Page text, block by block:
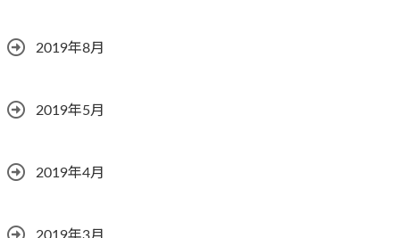
2019年8月
2019年5月
2019年4月